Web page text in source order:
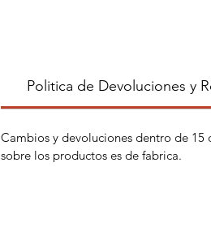
Politica de Devoluciones y
Cambios y devoluciones dentro de
sobre los productos es de fabrica.